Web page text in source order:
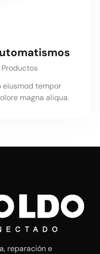
Productos
eiusmod tempor
magna aliqua.
reparación e